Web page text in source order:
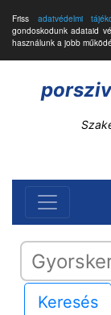
Friss adatvédelmi
gondoskodunk adataid
használunk a jobb
Keresés